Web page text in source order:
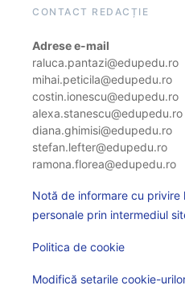
CONTACT REDACȚIE
Adrese e-mail
raluca.pantazi@edupedu.ro
mihai.peticila@edupedu.ro
costin.ionescu@edupedu.ro
alexa.stanescu@edupedu.ro
diana.ghimisi@edupedu.ro
stefan.lefter@edupedu.ro
ramona.florea@edupedu.ro
Notă de informare cu
personale prin intermediul
Politica de cookie
Modifică setarile cookie-